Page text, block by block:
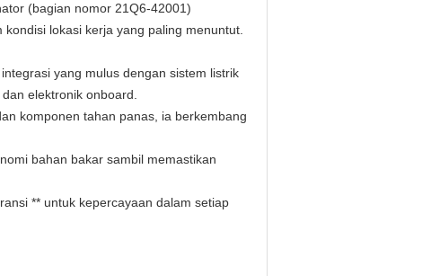
(bagian nomor 21Q6-42001)
lokasi kerja yang paling menuntut.
yang mulus dengan sistem listrik
elektronik onboard.
komponen tahan panas, ia berkembang
bahan bakar sambil memastikan
** untuk kepercayaan dalam setiap